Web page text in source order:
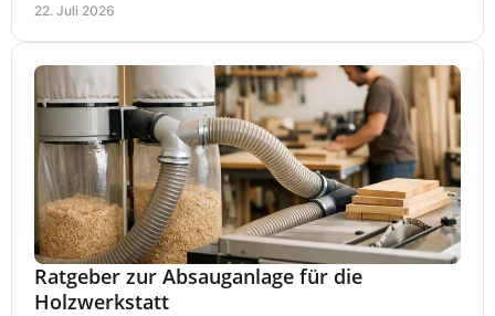
22. Juli 2026
Ratgeber zur Absauganlage für die
Holzwerkstatt